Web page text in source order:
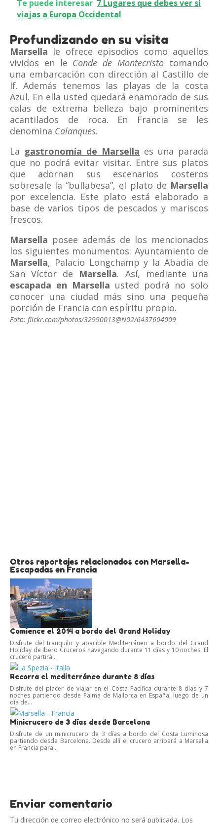
Te puede interesar 7 Lugares que debes ver si
viajas a Europa Occidental
Profundizando en su visita
Marsella le ofrece episodios como aquellos
vividos en le Conde de Montecristo tomando
una embarcación con dirección al Castillo de
If. Además tenemos las playas de la costa
Azul. En ella usted quedará enamorado de sus
calas de extrema belleza bajo prominentes
acantilados de roca. En Francia se les
denomina Calanques.
La gastronomía de Marsella es una parada
que no podrá evitar visitar. Entre sus platos
que adornan sus escenarios costeros
sobresale la “bullabesa”, el plato de Marsella
por excelencia. Este plato está elaborado a
base de varios tipos de pescados y mariscos
frescos.
Marsella posee además de los mencionados
los siguientes monumentos: Ayuntamiento de
Marsella, Palacio Longchamp y la Abadía de
San Víctor de Marsella. Así, mediante una
escapada en Marsella usted podrá no solo
conocer una ciudad más sino una pequeña
porción de Francia con espíritu propio.
Foto: flickr.com/photos/32990013@N02/6437604009
Otros reportajes relacionados con Marsella-
Escapadas en Francia
Comience el 2014 a bordo del Grand Holiday
Disfrute del tranquilo y apacible Mediterráneo a bordo del Grand
Holiday de Ibero Cruceros navegando durante 11 días y 10 noches. El
crucero partirá...
Recorra el mediterráneo durante 8 días
Disfrute del placer de viajar en el Costa Pacífica durante 8 días y 7
noches partiendo desde Palma de Mallorca en España, luego de un
día de...
Minicrucero de 3 días desde Barcelona
Disfrute de un minicrucero de 3 días a bordo del Costa Luminosa
partiendo desde Barcelona. Desde allí el crucero arribará a Marsella
en Francia para...
Enviar comentario
Tu dirección de correo electrónico no será publicada. Los